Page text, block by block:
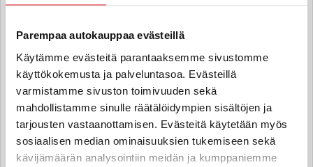
Parempaa autokauppaa evästeillä
Käytämme evästeitä parantaaksemme sivustomme
käyttökokemusta ja palveluntasoa. Evästeillä
varmistamme sivuston toimivuuden sekä
mahdollistamme sinulle räätälöidympien sisältöjen ja
tarjousten vastaanottamisen. Evästeitä käytetään myös
sosiaalisen median ominaisuuksien tukemiseen sekä
kävijämäärän analysointiin meidän ja kumppaniemme
teemu.varkila
040 711 9820
Santeri Huusko
Automyyjä FI | EN
santeri.huusko@rintajouppi.fi